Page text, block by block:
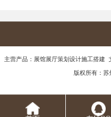
主营产品：展馆展厅策划设计施工搭
版权所有：苏